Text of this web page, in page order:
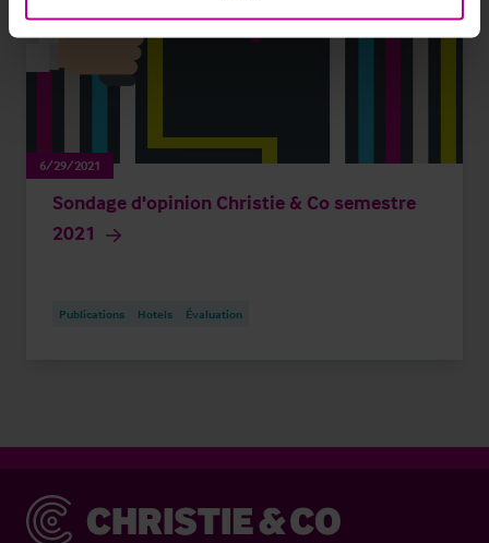
6/29/2021
Sondage d'opinion Christie & Co semestre
2021
Publications Hotels Évaluation
Christie & Co